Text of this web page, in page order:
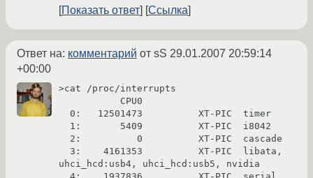
Показать ответ Ссылка
Ответ на: комментарий от sS 29.01.2007 20:59:14
+00:00
>cat /proc/interrupts
uhci_hcd:usb4, uhci_hcd:usb5, nvidia